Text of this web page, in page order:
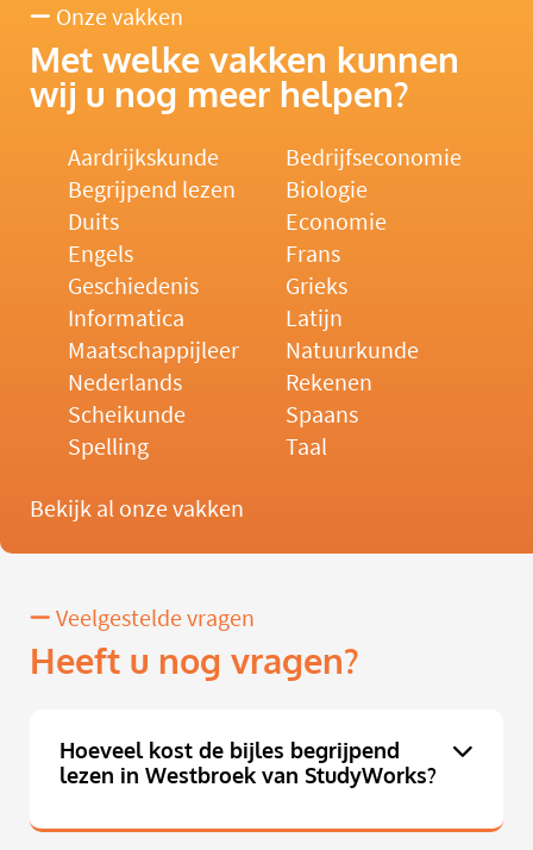
Onze vakken
Met welke vakken kunnen
wij u nog meer helpen?
Aardrijkskunde
Bedrijfseconomie
Begrijpend lezen
Biologie
Duits
Economie
Engels
Frans
Geschiedenis
Grieks
Informatica
Latijn
Maatschappijleer
Natuurkunde
Nederlands
Rekenen
Scheikunde
Spaans
Spelling
Taal
Bekijk al onze vakken
Veelgestelde vragen
Heeft u nog vragen?
Hoeveel kost de bijles begrijpend
lezen in Westbroek van StudyWorks?